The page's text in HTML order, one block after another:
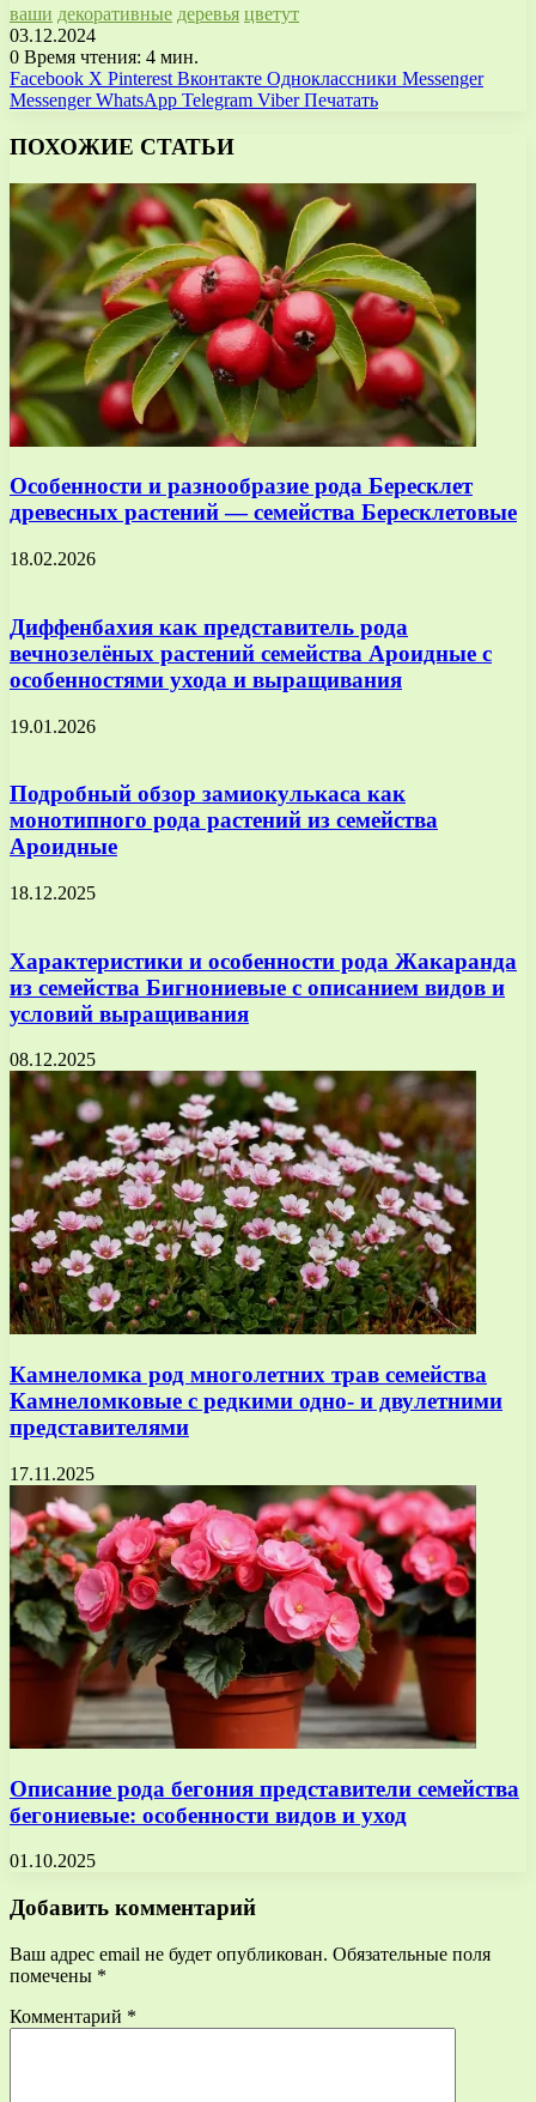
ваши декоративные деревья цветут
03.12.2024
0 Время чтения: 4 мин.
Facebook X Pinterest Вконтакте Одноклассники Messenger
Messenger WhatsApp Telegram Viber Печатать
ПОХОЖИЕ СТАТЬИ
Особенности и разнообразие рода Бересклет
древесных растений — семейства Бересклетовые
18.02.2026
Диффенбахия как представитель рода
вечнозелёных растений семейства Ароидные с
особенностями ухода и выращивания
19.01.2026
Подробный обзор замиокулькаса как
монотипного рода растений из семейства
Ароидные
18.12.2025
Характеристики и особенности рода Жакаранда
из семейства Бигнониевые с описанием видов и
условий выращивания
08.12.2025
Камнеломка род многолетних трав семейства
Камнеломковые с редкими одно- и двулетними
представителями
17.11.2025
Описание рода бегония представители семейства
бегониевые: особенности видов и уход
01.10.2025
Добавить комментарий
Ваш адрес email не будет опубликован. Обязательные поля
помечены *
Комментарий *